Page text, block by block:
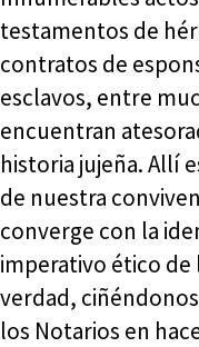
testamentos de
contratos de
esclavos, entre
encuentran
historia jujeña. Allí
de nuestra
converge con la
imperativo ético de
verdad,
los Notarios en